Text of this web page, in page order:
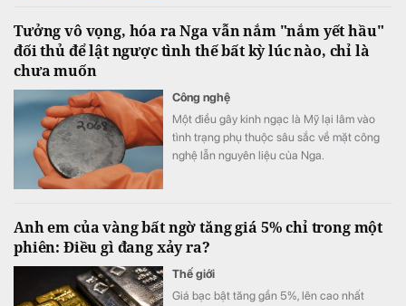
Tưởng vô vọng, hóa ra Nga vẫn nắm "nắm yết hầu"
đối thủ để lật ngược tình thế bất kỳ lúc nào, chỉ là
chưa muốn
Công nghệ
Một điều gây kinh ngạc là Mỹ lại lâm vào
tình trạng phụ thuộc sâu sắc về mặt công
nghệ lẫn nguyên liệu của Nga.
Anh em của vàng bất ngờ tăng giá 5% chỉ trong một
phiên: Điều gì đang xảy ra?
Thế giới
Giá bạc bật tăng gần 5%, lên cao nhất